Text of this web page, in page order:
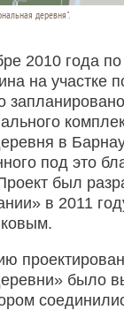
деревня".
2010 года
на участке
в
под это
был
в 2011
было